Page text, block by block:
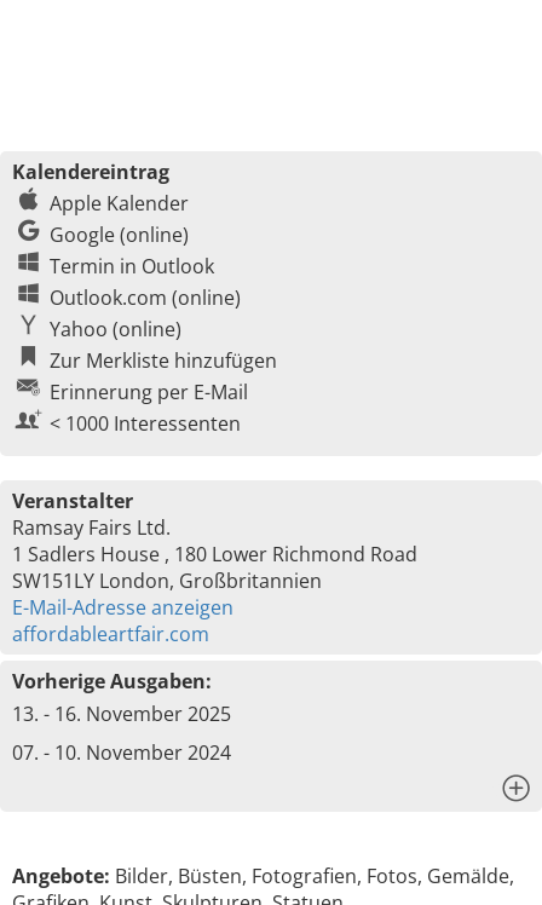
Kalendereintrag
Apple Kalender
Google (online)
Termin in Outlook
Outlook.com (online)
Yahoo (online)
Zur Merkliste hinzufügen
Erinnerung per E-Mail
< 1000 Interessenten
Veranstalter
Ramsay Fairs Ltd.
1 Sadlers House , 180 Lower Richmond Road
SW151LY London, Großbritannien
E-Mail-Adresse anzeigen
affordableartfair.com
Vorherige Ausgaben:
13. - 16. November 2025
07. - 10. November 2024
Angebote: Bilder, Büsten, Fotografien, Fotos, Gemälde,